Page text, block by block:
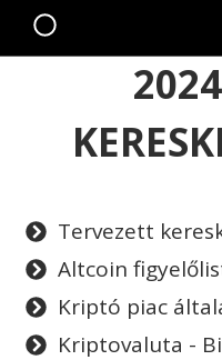
Tervezett
Altcoin
Kriptó piac
Kriptovaluta -